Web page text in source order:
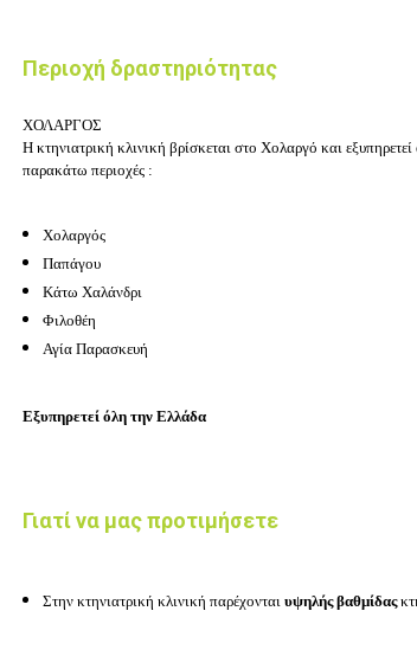
Περιοχή δραστηριότητας
ΧΟΛΑΡΓΟΣ
Η κτηνιατρική κλινική βρίσκεται στο Χολαργό και
παρακάτω περιοχές :
Χολαργός
Παπάγου
Κάτω Χαλάνδρι
Φιλοθέη
Αγία Παρασκευή
Εξυπηρετεί όλη την Ελλάδα
Γιατί να μας προτιμήσετε
Στην κτηνιατρική κλινική παρέχονται υψηλής βαθμίδας